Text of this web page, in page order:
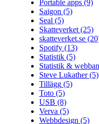
Portable apps (9)
Saigon (5)
Seal (5)
Skatteverket (25)
skatteverket.se
Spotify (13)
Statistik (5)
Statistik &
Steve Lukather(5)
Tillägg (5)
Toto (5)
USB (8)
Verva (5)
Webbdesign (5)